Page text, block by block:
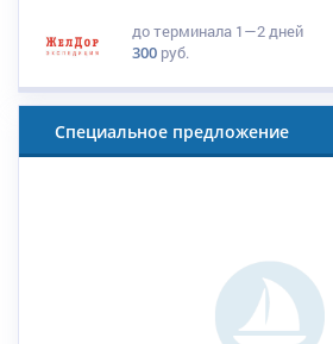
до терминала 1—2 дней
300 руб.
Специальное предложение